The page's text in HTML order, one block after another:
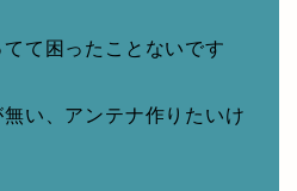
て困ったことないです
い、アンテナ作りたいけ